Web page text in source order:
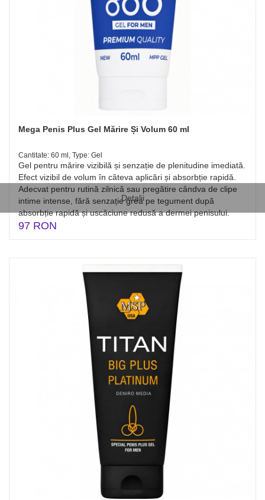
Detalii
Mega Penis Plus Gel Mărire Și Volum 60 ml
Cantitate: 60 ml, Type: Gel
Gel pentru mărire vizibilă și senzație de plenitudine imediată.
Efect vizibil de volum în câteva aplicări și absorbție rapidă.
Adecvat pentru rutină zilnică sau pregătire cândva de clipe
intime intense, fără senzație grea pe tegument după
absorbție rapidă și uscăciune redusă a dermei penisului.
97 RON